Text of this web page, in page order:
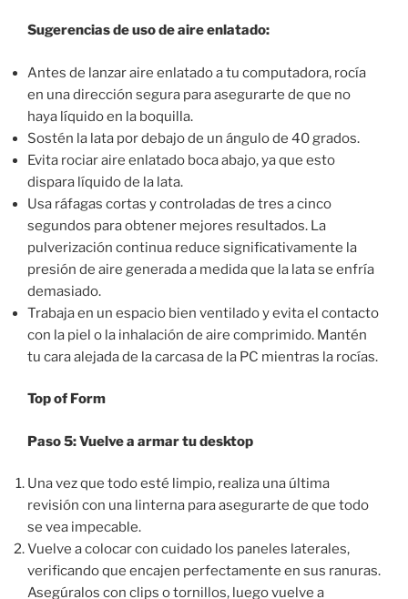
Sugerencias de uso de aire enlatado:
Antes de lanzar aire enlatado a tu computadora, rocía
en una dirección segura para asegurarte de que no
haya líquido en la boquilla.
Sostén la lata por debajo de un ángulo de 40 grados.
Evita rociar aire enlatado boca abajo, ya que esto
dispara líquido de la lata.
Usa ráfagas cortas y controladas de tres a cinco
segundos para obtener mejores resultados. La
pulverización continua reduce significativamente la
presión de aire generada a medida que la lata se enfría
demasiado.
Trabaja en un espacio bien ventilado y evita el contacto
con la piel o la inhalación de aire comprimido. Mantén
tu cara alejada de la carcasa de la PC mientras la rocías.
Top of Form
Paso 5: Vuelve a armar tu desktop
Una vez que todo esté limpio, realiza una última
revisión con una linterna para asegurarte de que todo
se vea impecable.
Vuelve a colocar con cuidado los paneles laterales,
verificando que encajen perfectamente en sus ranuras.
Asegúralos con clips o tornillos, luego vuelve a